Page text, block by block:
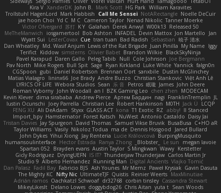
Kira V XanderDK John B. Mark Scott HG Park William Karavites
Trollstuhl HagenLord Mark Habbish Call Me Sensei NotARectangle Noelle DeCuir
jae hoon Choi Yd C M C Cameron Taylor Nenad Nikolic Tanner Moerke
Victor Ofvergard 苏打 K Y Galahan Derek Anwyl W00k13 Released 50
MeTheManwich
iosgamertool Bob Ashton INFADEL Devin Mattox Jon Martello
Jan
Wyatt Sui
LesterCovax Cue tran tuan Bad Radish Sebastian 暁子 清水
Dan Wheatley Md. Wasif Anjum Lewis of the Rat Brigade Juan Pinilla My Name Iggy
Terifict Kiddow simsterns Olivier Babet Brandon Wilkie BlackSkyNinja
Pavel Karapud Daren Gallo Peleg Tabib Null Cole Johnson Joe Bergmann
Pav North Mike Rogers Bull Spit Sage Ryan Kirkland Luke White Yannick falgn0n
CGSpoon gubi Daniel Robertson Brennan Oort sanxbile Dustin McGlinchey
Matias Vialagro
lininx66 Joe Brady Andre Buzzo Christian Stankovic Việt Anh Lê
LYRICS OF LIFE Webora Studios Sean 乐 音 Petros 眠瓏 James John Deere
Roman Vyborny John Woodall an l BZK Gaming Leo chen zhen
MODECAM
Kevin Klever dima sirababa Andrew Pierce Артем Бардин nagi FranklinTremplin JL
Iustin Ocunschi
Joey Parrella Christian Lee Robert Hankinson M0TH Jack Ü
LCQP
FENG XU Ali DeAdam Styxx GLASS ACT kona T1 Exotic RZ abby! ll Stanced
Import_bpy Hamsternator Forest Katsch NuWest Antonio Castaldo Daisy Jai
Tristan Davies Jay Spurgeon David Thomas Samuel Vikse Bruvik BusaBusa C+HO aR
Taylor Williams Vasily Nikoloz Todua ma de Dennis Hosgood
Jared Bullard
John Dykes Yihui Xiong Jay Renteria Lucie Královcová BurpingMusquito
humansoulinterface Hector Estrada Ranya Zhong _Blobster_ Le sun
megan lavoie
Spartan 052 Brayden evans Austin Taylor S Mingkwan Wawy Kerstetter
Gicly Rodríguez DryingUEFN IS IT? Thunderjaw Thunderjaw Carlos Martin Jr
Studio 9 Alberto Hernandez Running Man Digital Ancients Vlajko Tomić
Dan Palasz Fadil Bay Fabricio BJS Ash Younes Mr Memz Paweł Krysiak Gavin Dasuta
The Mighty KC Nifty Nic UltimateTJF Quistis Reinier Weerts MaxMinutiae
Adrián ramos Oachkatzl Schwoaf dr32768 corbin tinsley Cassandra Stewart
MikeyLikesIt Delano Lowes doggybdog26 Chris Aitan yuta t Sean Woods